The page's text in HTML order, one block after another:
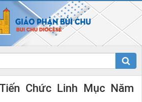
Chức Linh Mục Năm